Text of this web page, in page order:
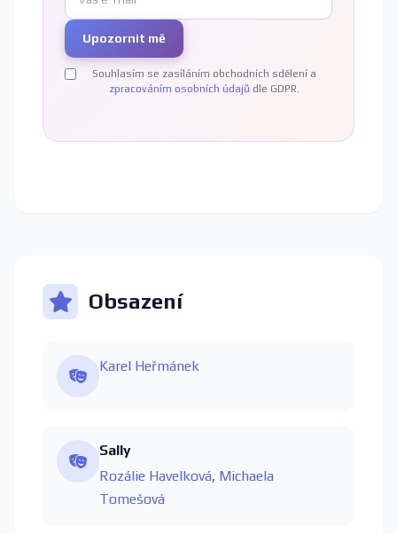
Upozornit mě
Souhlasím se zasíláním obchodních sdělení a
zpracováním osobních údajů dle GDPR.
Obsazení
Karel Heřmánek
Sally
Rozálie Havelková, Michaela
Tomešová